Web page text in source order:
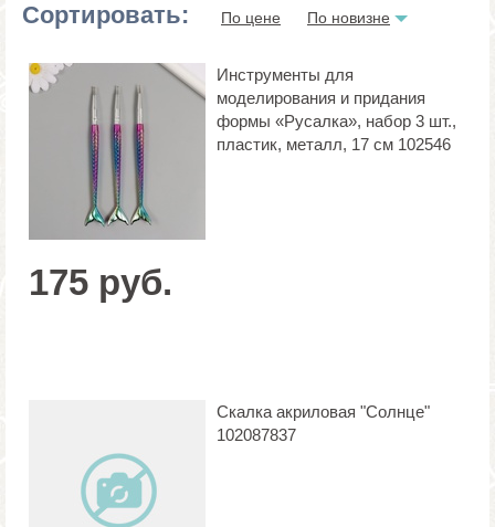
Сортировать: По цене По новизне
Инструменты для
моделирования и придания
формы «Русалка», набор 3 шт.,
пластик, металл, 17 см 102546
175 руб.
Скалка акриловая "Солнце"
102087837